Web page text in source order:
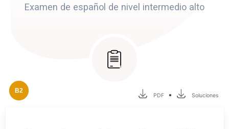
Examen de español de nivel intermedio alto
B2
PDF • Soluciones